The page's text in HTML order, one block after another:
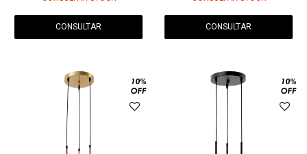
CONSULTAR CONSULTAR